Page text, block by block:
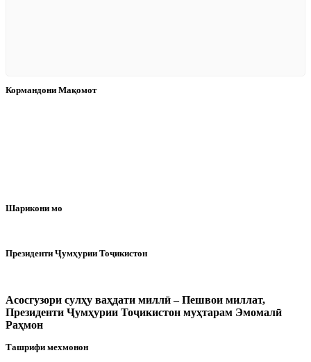
Кормандони Мақомот
Шарикони мо
Президенти Ҷумҳурии Тоҷикистон
Асосгузори сулҳу ваҳдати миллӣ – Пешвои миллат,
Президенти Ҷумҳурии Тоҷикистон муҳтарам Эмомалӣ
Раҳмон
Ташрифи мехмонон